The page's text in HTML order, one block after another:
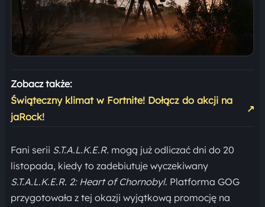
Zobacz także:
Świąteczny klimat w Fortnite! Dołącz do akcji na
jaRock!
↗
Fani serii S.T.A.L.K.E.R. mogą już odliczać dni do 20
listopada, kiedy to zadebiutuje wyczekiwany
S.T.A.L.K.E.R. 2: Heart of Chornobyl. Platforma GOG
przygotowała z tej okazji wyjątkową promocję na